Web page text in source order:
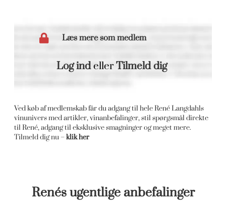
Læs mere som medlem
Log indellerTilmeld dig
Ved køb af medlemskab får du adgang til hele René Langdahls
vinunivers med artikler, vinanbefalinger, stil spørgsmål direkte
til René, adgang til eksklusive smagninger og meget mere.
Tilmeld dig nu –klik her
Renés ugentlige anbefalinger